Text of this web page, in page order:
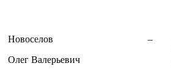
Новоселов
Олег Валерьевич
–